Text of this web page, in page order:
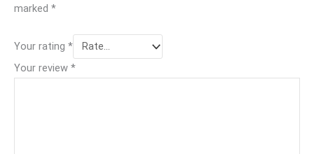
marked *
Your rating *
Your review *